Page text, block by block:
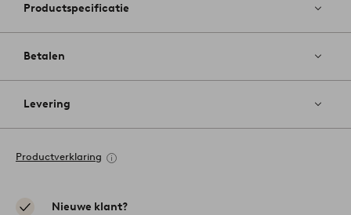
Productspecificatie
Betalen
Levering
Productverklaring
Nieuwe klant?